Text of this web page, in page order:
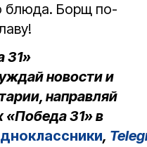
блюда. Борщ по-
31»
новости и
направляй
«Победа 31» в
,